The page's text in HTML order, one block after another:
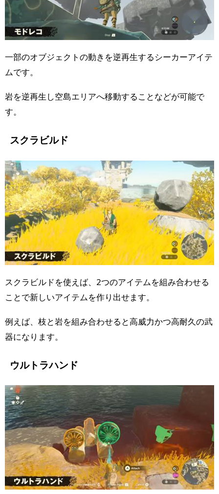
一部のオブジェクトの動きを逆再生するシーカーアイテ
ムです。
岩を逆再生し空島エリアへ移動することなどが可能で
す。
スクラビルド
スクラビルドを使えば、2つのアイテムを組み合わせる
ことで新しいアイテムを作り出せます。
例えば、枝と岩を組み合わせると高威力かつ高耐久の武
器になります。
ウルトラハンド